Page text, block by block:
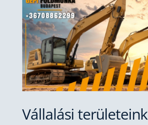
Vállalási területeink